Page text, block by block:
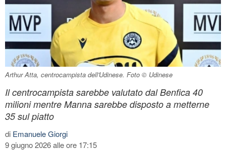
Arthur Atta, centrocampista dell'Udinese. Foto © Udinese
Il centrocampista sarebbe valutato dal Benfica 40
milioni mentre Manna sarebbe disposto a metterne
35 sul piatto
di Emanuele Giorgi
9 giugno 2026 alle ore 17:15